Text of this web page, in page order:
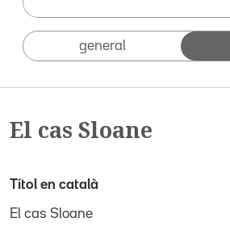
general
El cas Sloane
Títol en català
El cas Sloane